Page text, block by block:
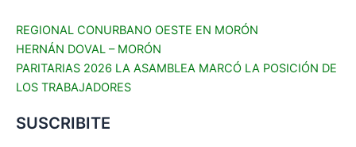
REGIONAL CONURBANO OESTE EN MORÓN
HERNÁN DOVAL – MORÓN
PARITARIAS 2026 LA ASAMBLEA MARCÓ LA POSICIÓN DE
LOS TRABAJADORES
SUSCRIBITE